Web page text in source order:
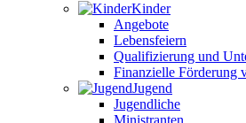
Kinder
Angebote
Lebensfeiern
Qualifizierung und
Finanzielle Förderung
Jugend
Jugendliche